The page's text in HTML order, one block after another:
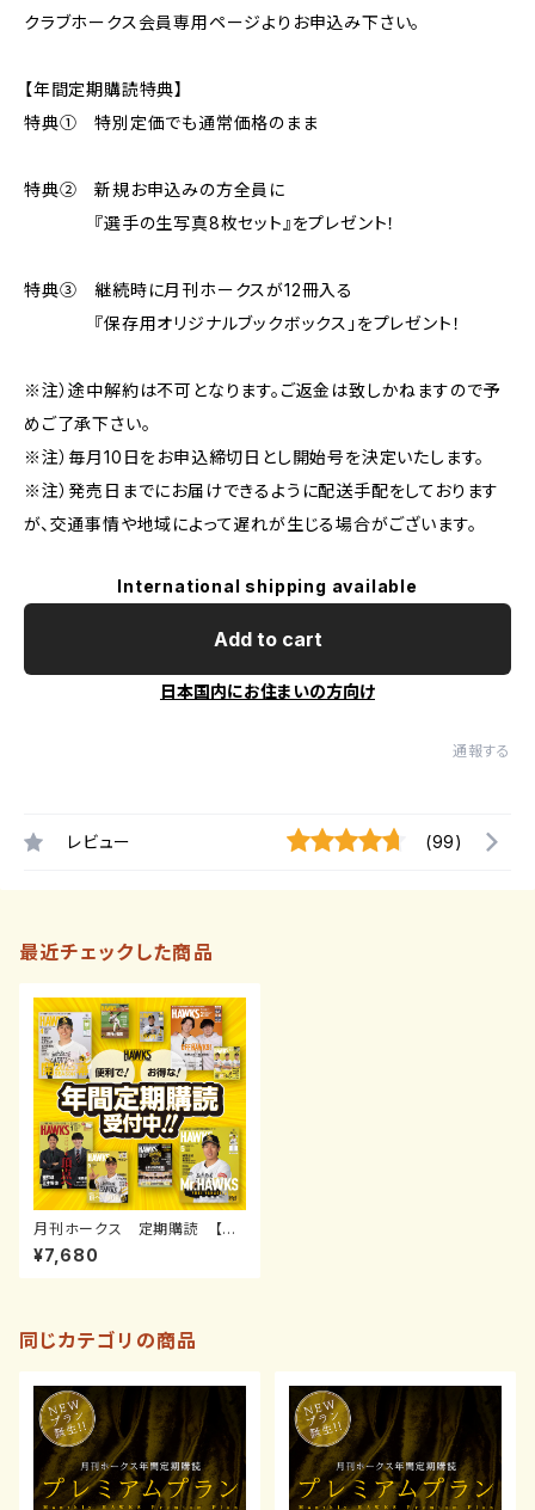
クラブホークス会員専用ページよりお申込み下さい。
【年間定期購読特典】
特典① 特別定価でも通常価格のまま
特典② 新規お申込みの方全員に
『選手の生写真8枚セット』をプレゼント！
特典③ 継続時に月刊ホークスが12冊入る
『保存用オリジナルブックボックス」をプレゼント！
※注）途中解約は不可となります。ご返金は致しかねますので予
めご了承下さい。
※注）毎月10日をお申込締切日とし開始号を決定いたします。
※注）発売日までにお届けできるように配送手配をしております
が、交通事情や地域によって遅れが生じる場合がございます。
International shipping available
Add to cart
日本国内にお住まいの方向け
通報する
レビュー (99)
最近チェックした商品
月刊ホークス 定期購読 【通
常】
¥7,680
同じカテゴリの商品